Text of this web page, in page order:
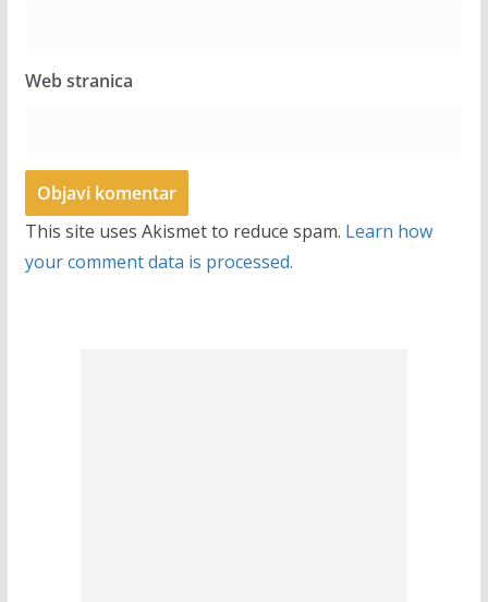
Web stranica
This site uses Akismet to reduce spam. Learn how
your comment data is processed.